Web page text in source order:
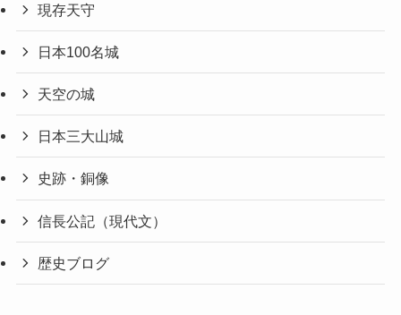
現存天守
日本100名城
天空の城
日本三大山城
史跡・銅像
信長公記（現代文）
歴史ブログ